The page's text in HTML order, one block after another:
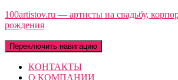
100artistov.ru — артисты на свадьбу,
рождения
Переключить навигацию
КОНТАКТЫ
О КОМПАНИИ